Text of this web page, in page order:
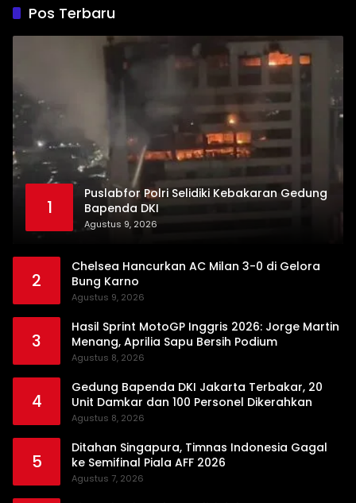
Pos Terbaru
1
Puslabfor Polri Selidiki Kebakaran Gedung
Bapenda DKI
Agustus 9, 2026
2
Chelsea Hancurkan AC Milan 3-0 di Gelora
Bung Karno
Agustus 9, 2026
3
Hasil Sprint MotoGP Inggris 2026: Jorge Martin
Menang, Aprilia Sapu Bersih Podium
Agustus 8, 2026
4
Gedung Bapenda DKI Jakarta Terbakar, 20
Unit Damkar dan 100 Personel Dikerahkan
Agustus 8, 2026
5
Ditahan Singapura, Timnas Indonesia Gagal
ke Semifinal Piala AFF 2026
Agustus 7, 2026